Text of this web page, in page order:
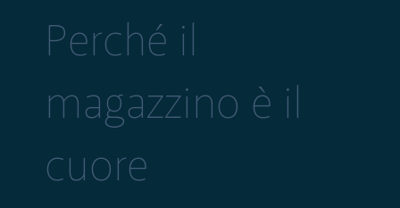
Perché il
magazzino è il
cuore